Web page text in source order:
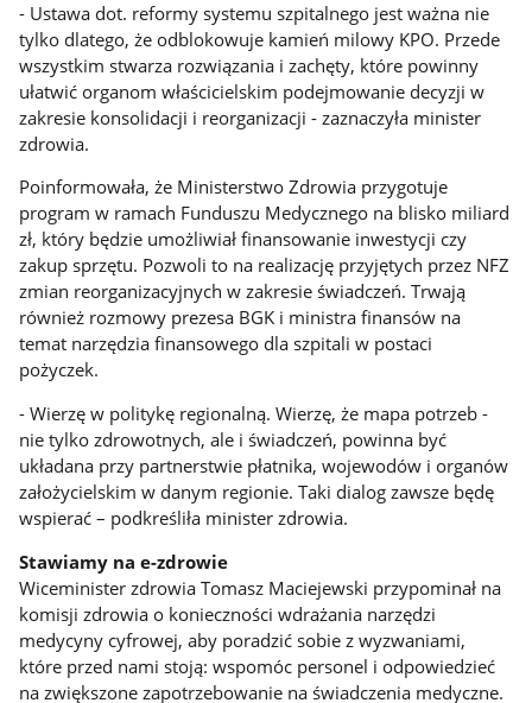
- Ustawa dot. reformy systemu szpitalnego jest ważna nie
tylko dlatego, że odblokowuje kamień milowy KPO. Przede
wszystkim stwarza rozwiązania i zachęty, które powinny
ułatwić organom właścicielskim podejmowanie decyzji w
zakresie konsolidacji i reorganizacji - zaznaczyła minister
zdrowia.
Poinformowała, że Ministerstwo Zdrowia przygotuje
program w ramach Funduszu Medycznego na blisko miliard
zł, który będzie umożliwiał finansowanie inwestycji czy
zakup sprzętu. Pozwoli to na realizację przyjętych przez NFZ
zmian reorganizacyjnych w zakresie świadczeń. Trwają
również rozmowy prezesa BGK i ministra finansów na
temat narzędzia finansowego dla szpitali w postaci
pożyczek.
- Wierzę w politykę regionalną. Wierzę, że mapa potrzeb -
nie tylko zdrowotnych, ale i świadczeń, powinna być
układana przy partnerstwie płatnika, wojewodów i organów
założycielskim w danym regionie. Taki dialog zawsze będę
wspierać – podkreśliła minister zdrowia.
Stawiamy na e-zdrowie
Wiceminister zdrowia Tomasz Maciejewski przypominał na
komisji zdrowia o konieczności wdrażania narzędzi
medycyny cyfrowej, aby poradzić sobie z wyzwaniami,
które przed nami stoją: wspomóc personel i odpowiedzieć
na zwiększone zapotrzebowanie na świadczenia medyczne.